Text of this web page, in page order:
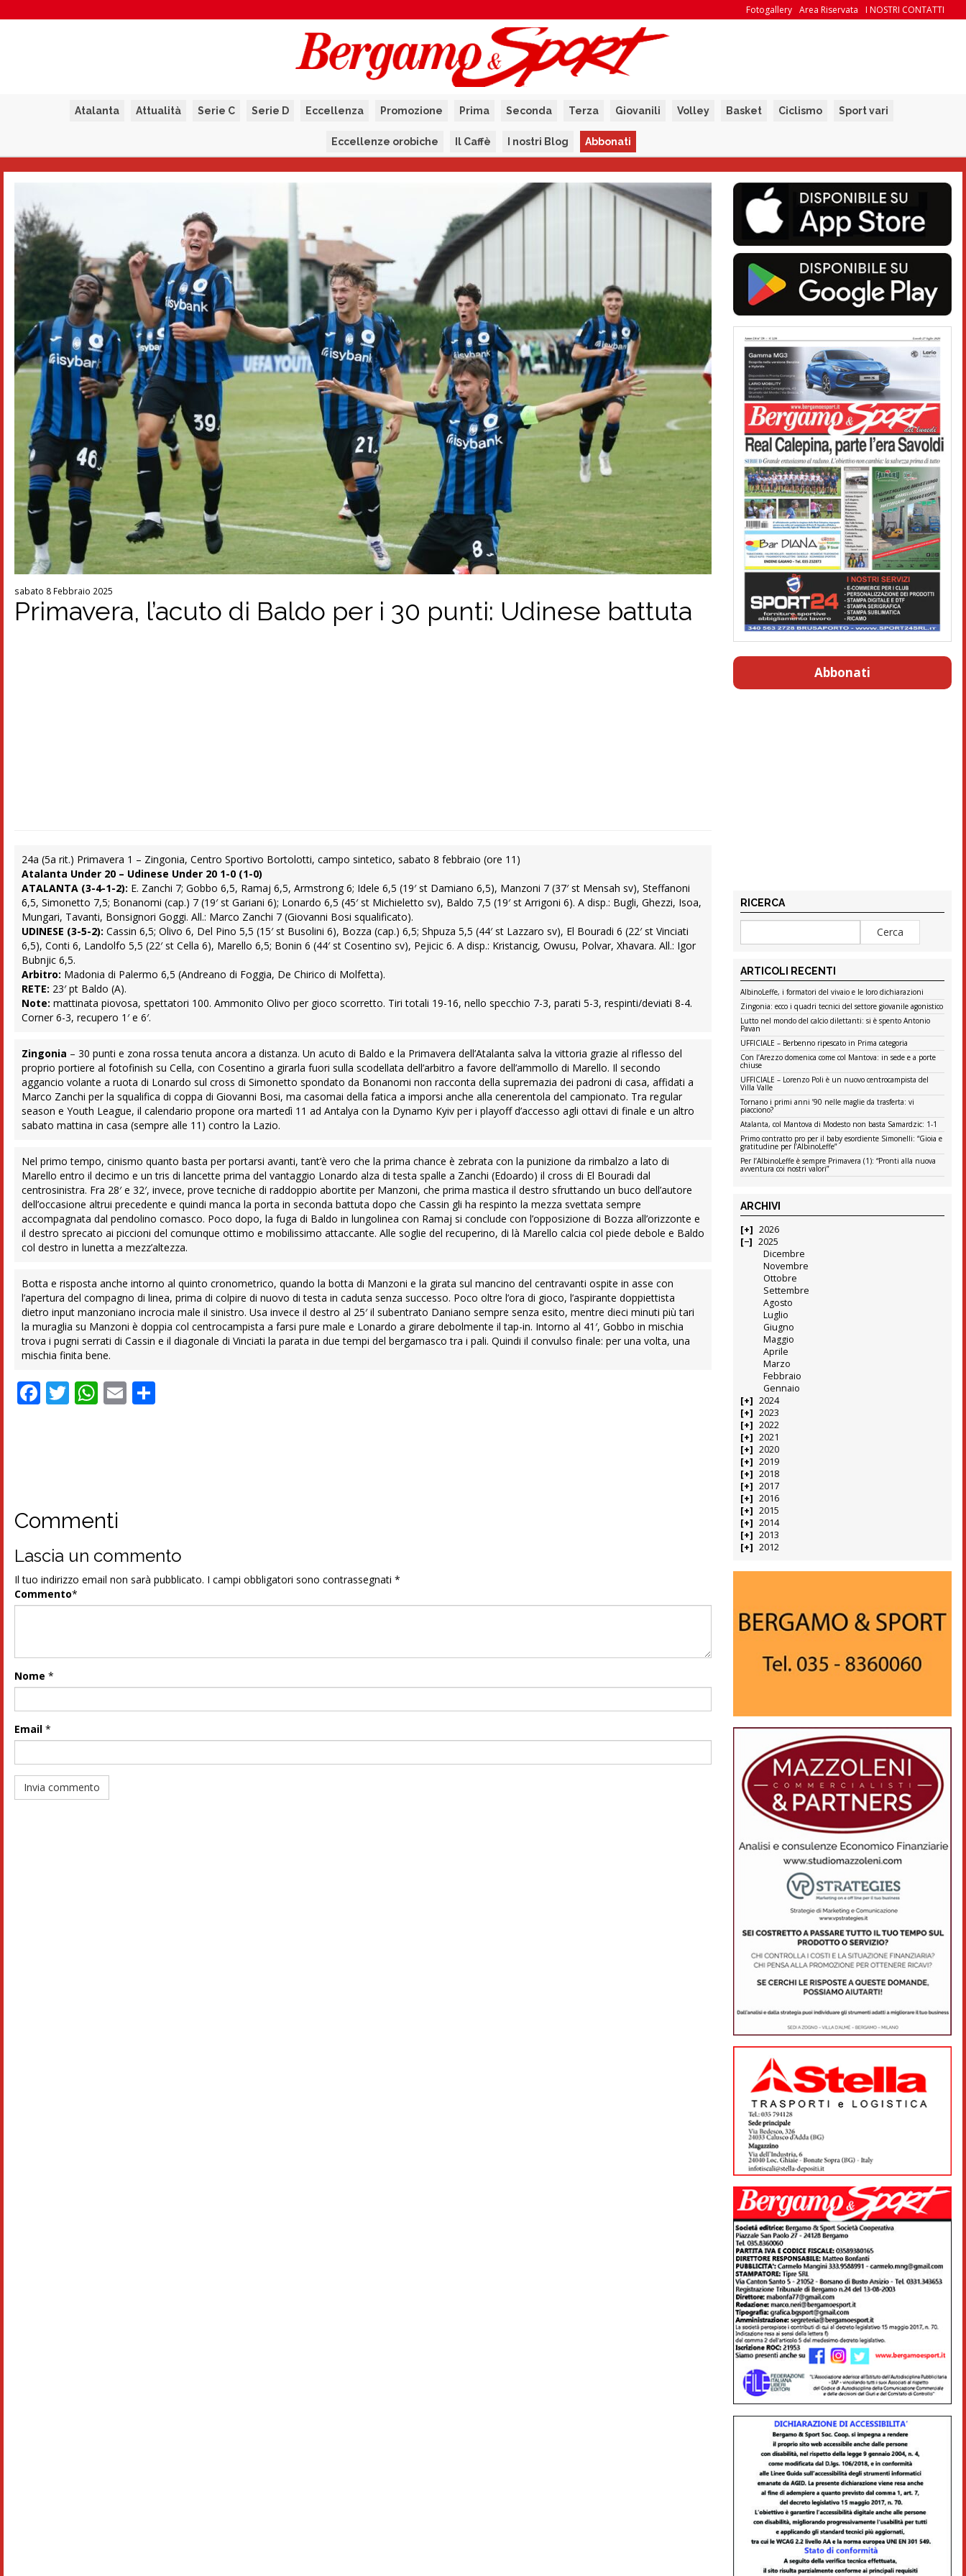
I NOSTRI CONTATTI
Area Riservata
Fotogallery
Atalanta Attualità Serie C Serie D Eccellenza Promozione Prima Seconda Terza Giovanili Volley Basket Ciclismo Sport vari
Eccellenze orobiche Il Caffè I nostri Blog Abbonati
sabato 8 Febbraio 2025
Primavera, l’acuto di Baldo per i 30 punti: Udinese battuta
24a (5a rit.) Primavera 1 – Zingonia, Centro Sportivo Bortolotti, campo sintetico, sabato 8 febbraio (ore 11)
Atalanta Under 20 – Udinese Under 20 1-0 (1-0)
ATALANTA (3-4-1-2): E. Zanchi 7; Gobbo 6,5, Ramaj 6,5, Armstrong 6; Idele 6,5 (19′ st Damiano 6,5), Manzoni 7 (37′ st Mensah sv), Steffanoni
6,5, Simonetto 7,5; Bonanomi (cap.) 7 (19′ st Gariani 6); Lonardo 6,5 (45′ st Michieletto sv), Baldo 7,5 (19′ st Arrigoni 6). A disp.: Bugli, Ghezzi, Isoa,
Mungari, Tavanti, Bonsignori Goggi. All.: Marco Zanchi 7 (Giovanni Bosi squalificato).
UDINESE (3-5-2): Cassin 6,5; Olivo 6, Del Pino 5,5 (15′ st Busolini 6), Bozza (cap.) 6,5; Shpuza 5,5 (44′ st Lazzaro sv), El Bouradi 6 (22′ st Vinciati
6,5), Conti 6, Landolfo 5,5 (22′ st Cella 6), Marello 6,5; Bonin 6 (44′ st Cosentino sv), Pejicic 6. A disp.: Kristancig, Owusu, Polvar, Xhavara. All.: Igor
Bubnjic 6,5.
Arbitro: Madonia di Palermo 6,5 (Andreano di Foggia, De Chirico di Molfetta).
RETE: 23′ pt Baldo (A).
Note: mattinata piovosa, spettatori 100. Ammonito Olivo per gioco scorretto. Tiri totali 19-16, nello specchio 7-3, parati 5-3, respinti/deviati 8-4.
Corner 6-3, recupero 1′ e 6′.
Zingonia – 30 punti e zona rossa tenuta ancora a distanza. Un acuto di Baldo e la Primavera dell’Atalanta salva la vittoria grazie al riflesso del
proprio portiere al fotofinish su Cella, con Cosentino a girarla fuori sulla scodellata dell’arbitro a favore dell’ammollo di Marello. Il secondo
aggancio volante a ruota di Lonardo sul cross di Simonetto spondato da Bonanomi non racconta della supremazia dei padroni di casa, affidati a
Marco Zanchi per la squalifica di coppa di Giovanni Bosi, ma casomai della fatica a imporsi anche alla cenerentola del campionato. Tra regular
season e Youth League, il calendario propone ora martedì 11 ad Antalya con la Dynamo Kyiv per i playoff d’accesso agli ottavi di finale e un altro
sabato mattina in casa (sempre alle 11) contro la Lazio.
Nel primo tempo, cinismo quanto basta per portarsi avanti, tant’è vero che la prima chance è zebrata con la punizione da rimbalzo a lato di
Marello entro il decimo e un tris di lancette prima del vantaggio Lonardo alza di testa spalle a Zanchi (Edoardo) il cross di El Bouradi dal
centrosinistra. Fra 28′ e 32′, invece, prove tecniche di raddoppio abortite per Manzoni, che prima mastica il destro sfruttando un buco dell’autore
dell’occasione altrui precedente e quindi manca la porta in seconda battuta dopo che Cassin gli ha respinto la mezza svettata sempre
accompagnata dal pendolino comasco. Poco dopo, la fuga di Baldo in lungolinea con Ramaj si conclude con l’opposizione di Bozza all’orizzonte e
il destro sprecato ai piccioni del comunque ottimo e mobilissimo attaccante. Alle soglie del recuperino, di là Marello calcia col piede debole e Baldo
col destro in lunetta a mezz’altezza.
Botta e risposta anche intorno al quinto cronometrico, quando la botta di Manzoni e la girata sul mancino del centravanti ospite in asse con
l’apertura del compagno di linea, prima di colpire di nuovo di testa in caduta senza successo. Poco oltre l’ora di gioco, l’aspirante doppiettista
dietro input manzoniano incrocia male il sinistro. Usa invece il destro al 25′ il subentrato Daniano sempre senza esito, mentre dieci minuti più tari
la muraglia su Manzoni è doppia col centrocampista a farsi pure male e Lonardo a girare debolmente il tap-in. Intorno al 41′, Gobbo in mischia
trova i pugni serrati di Cassin e il diagonale di Vinciati la parata in due tempi del bergamasco tra i pali. Quindi il convulso finale: per una volta, una
mischia finita bene.
Facebook
Twitter
WhatsApp
Email
Commenti
Lascia un commento
Il tuo indirizzo email non sarà pubblicato. I campi obbligatori sono contrassegnati*
Commento*
Nome *
Email *
Abbonati
RICERCA
ARTICOLI RECENTI
AlbinoLeffe, i formatori del vivaio e le loro dichiarazioni
Zingonia: ecco i quadri tecnici del settore giovanile agonistico
Lutto nel mondo del calcio dilettanti: si è spento Antonio
Pavan
UFFICIALE – Berbenno ripescato in Prima categoria
Con l’Arezzo domenica come col Mantova: in sede e a porte
chiuse
UFFICIALE – Lorenzo Poli è un nuovo centrocampista del
Villa Valle
Tornano i primi anni ’90 nelle maglie da trasferta: vi
piacciono?
Atalanta, col Mantova di Modesto non basta Samardzic: 1-1
Primo contratto pro per il baby esordiente Simonelli: “Gioia e
gratitudine per l’AlbinoLeffe”
Per l’AlbinoLeffe è sempre Primavera (1): “Pronti alla nuova
avventura coi nostri valori”
ARCHIVI
2026
2025
Dicembre
Novembre
Ottobre
Settembre
Agosto
Luglio
Giugno
Maggio
Aprile
Marzo
Febbraio
Gennaio
2024
2023
2022
2021
2020
2019
2018
2017
2016
2015
2014
2013
2012